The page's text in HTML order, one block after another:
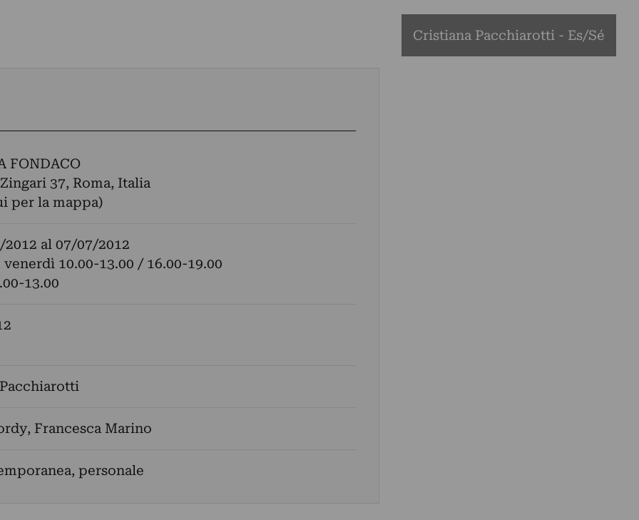
Cristiana Pacchiarotti - Es/Sé
FONDACO
37, Roma, Italia
per la mappa)
2012 al 07/07/2012
10.00-13.00 / 16.00-19.00
13.00
, Francesca Marino
personale